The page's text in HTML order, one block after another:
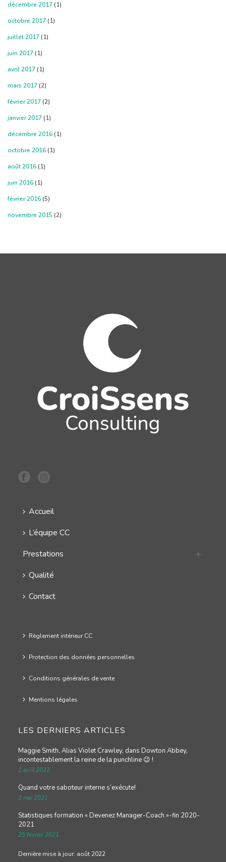
décembre 2017(1)
octobre 2017(1)
juillet 2017(1)
juin 2017(1)
avril 2017(1)
mars 2017(2)
février 2017(2)
janvier 2017(1)
décembre 2016(1)
octobre 2016(1)
août 2016(1)
juin 2016(1)
février 2016(5)
novembre 2015 (2)
Accueil
L’équipe CC
Prestations
Qualité
Contact
Règlement intérieur CC
Protection des données personnelles
Conditions générales de vente
Mentions légales
LES DERNIERS ARTICLES
Maggie Smith, Alias Violet Crawley, dans Dowton Abbey,
incontestablement la reine de la punchline 😉 !
1 avril 2022
Quand votre saboteur interne s’exécute!
3 mai 2021
Statistiques formation « Devenez Manager-Coach »-fin 2020-
2021
25 février 2021
Dernière mise à jour: août 2022